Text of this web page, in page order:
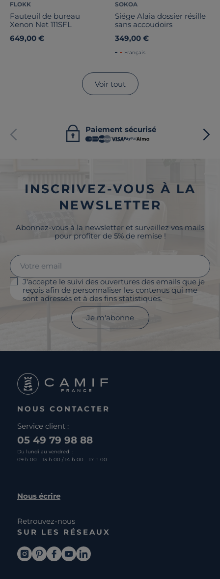
FLOKK
Fauteuil de bureau
Xenon Net 111SFL
649,00 €
SOKOA
Siége Alaia dossier résille
sans accoudoirs
349,00 €
Français
Voir tout
Paiement sécurisé
INSCRIVEZ-VOUS À LA
NEWSLETTER
Abonnez-vous à la newsletter et surveillez vos mails
pour profiter de 5% de remise !
J'accepte le suivi des ouvertures des emails que je
reçois afin de personnaliser les contenus qui me
sont adressés et à des fins statistiques.
Je m'abonne
NOUS CONTACTER
Service client :
05 49 79 98 88
Du lundi au vendredi :
09 h 00 – 13 h 00 / 14 h 00 – 17 h 00
Nous écrire
Retrouvez-nous
SUR LES RÉSEAUX